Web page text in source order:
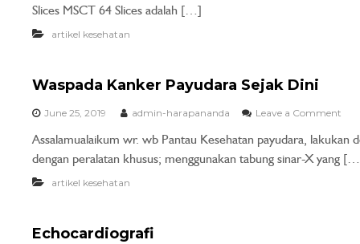
Slices MSCT 64 Slices adalah […]
artikel kesehatan
Waspada Kanker Payudara Sejak Dini
June 25, 2019 admin-harapananda Leave a Comment
Assalamualaikum wr. wb Pantau Kesehatan payudara,
dengan peralatan khusus; menggunakan tabung sinar-X yang
artikel kesehatan
Echocardiografi